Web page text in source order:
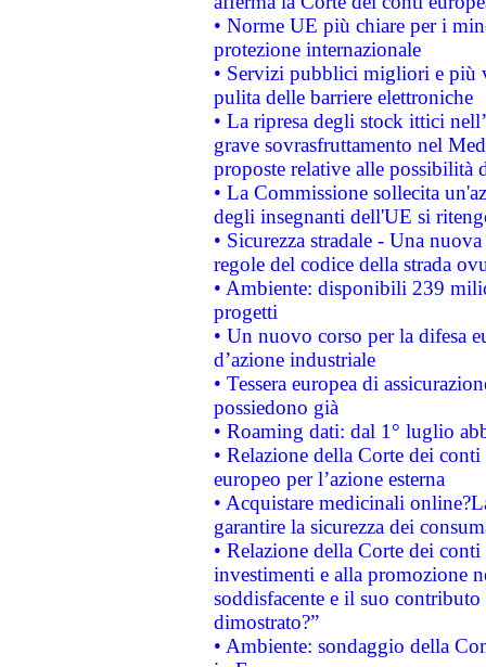
• Norme UE più chiare per i
protezione internazionale
• Servizi pubblici migliori e più
pulita delle barriere elettroniche
• La ripresa degli stock ittici
grave sovrasfruttamento nel
proposte relative alle possibilità
• La Commissione sollecita
degli insegnanti dell'UE si
• Sicurezza stradale - Una
regole del codice della strada
• Ambiente: disponibili 239
progetti
• Un nuovo corso per la difesa
d’azione industriale
• Tessera europea di
possiedono già
• Roaming dati: dal 1° luglio
• Relazione della Corte dei
europeo per l’azione esterna
• Acquistare medicinali
garantire la sicurezza dei
• Relazione della Corte dei
investimenti e alla promozione
soddisfacente e il suo
dimostrato?”
• Ambiente: sondaggio della